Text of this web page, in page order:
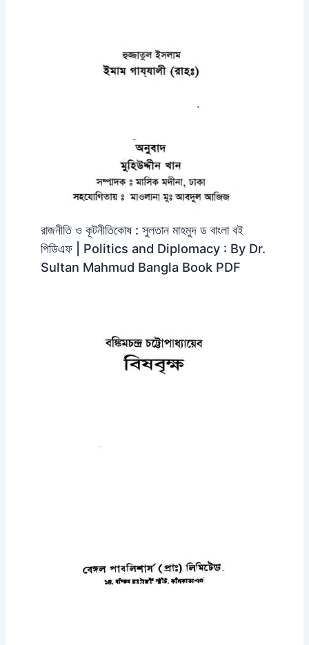
রাজনীতি ও কূটনীতিকোষ : সুলতান মাহমুদ ড বাংলা বই
পিডিএফ | Politics and Diplomacy : By Dr.
Sultan Mahmud Bangla Book PDF